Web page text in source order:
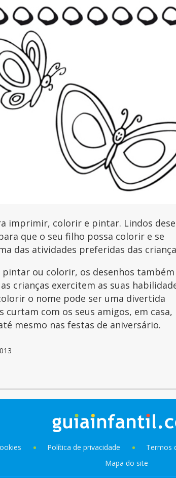
imprimir, colorir e pintar. Lindos
que o seu filho possa colorir e se
das atividades preferidas das
pintar ou colorir, os desenhos também
crianças exercitem as suas
o nome pode ser uma divertida
curtam com os seus amigos, em casa,
mesmo nas festas de aniversário.
Política de privacidade Termos
Mapa do site